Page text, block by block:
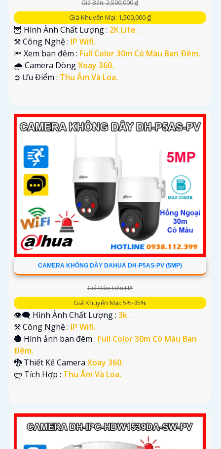
Giá Bán: 2,500,000 ₫
Giá Khuyến Mại: 1,500,000 ₫
🦉 Hình Ành Chất Lượng : 2K Lite .
⚒ Công Nghệ : IP Wifi.
🔦 Xem ban đêm : Full Color 30m Có Màu Ban Ðêm.
🌧️ Camera DòngXoay 360.
️➲ Ưu Điểm : Thu Âm Và Loa.
CAMERA KHÔNG DÂY DAHUA DH-P5AS-PV (5MP)
Giá Bán: Liên Hệ
Giá Khuyến Mại: 5%-35%
👁️‍🗨 Hình Ành Chất Lượng : 3k .
⚒ Công Nghệ : IP Wifi.
🔴 Hình ảnh ban đêm : Full Color 30m Có Màu Ban
Ðêm.
🐉️ Thiết Kế Camera Xoay 360.
️ლ Tích Hợp : Thu Âm Và Loa.